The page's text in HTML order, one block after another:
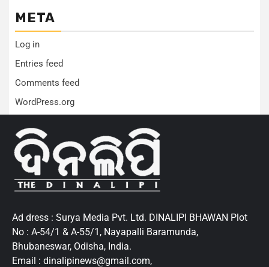
META
Log in
Entries feed
Comments feed
WordPress.org
Ad dress : Surya Media Pvt. Ltd. DINALIPI BHAWAN Plot
No : A-54/1 & A-55/1, Nayapalli Baramunda,
Bhubaneswar, Odisha, India.
Email : dinalipinews@gmail.com,